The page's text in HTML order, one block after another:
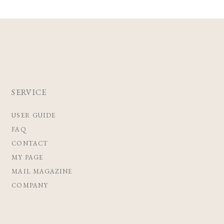
SERVICE
USER GUIDE
FAQ
CONTACT
MY PAGE
MAIL MAGAZINE
COMPANY